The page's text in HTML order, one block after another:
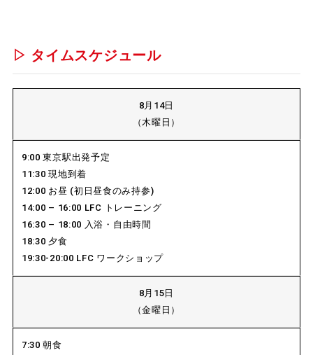
▷ タイムスケジュール
8月14日
（木曜日）
9:00 東京駅出発予定
11:30 現地到着
12:00 お昼 (初日昼食のみ持参)
14:00 – 16:00 LFC トレーニング
16:30 – 18:00 入浴・自由時間
18:30 夕食
19:30-20:00 LFC ワークショップ
8月15日
（金曜日）
7:30 朝食